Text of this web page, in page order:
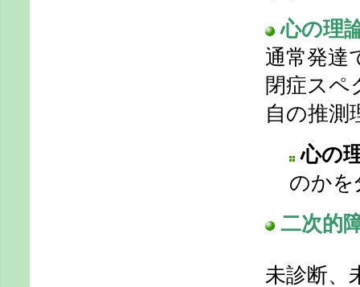
心の理
通常発達
閉症スペ
自の推測
心の
のかを
二次的
未診断、